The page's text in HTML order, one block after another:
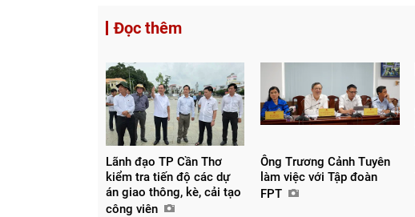
Đọc thêm
Lãnh đạo TP Cần Thơ
kiểm tra tiến độ các dự
án giao thông, kè, cải tạo
công viên
Ông Trương Cảnh Tuyên
làm việc với Tập đoàn
FPT